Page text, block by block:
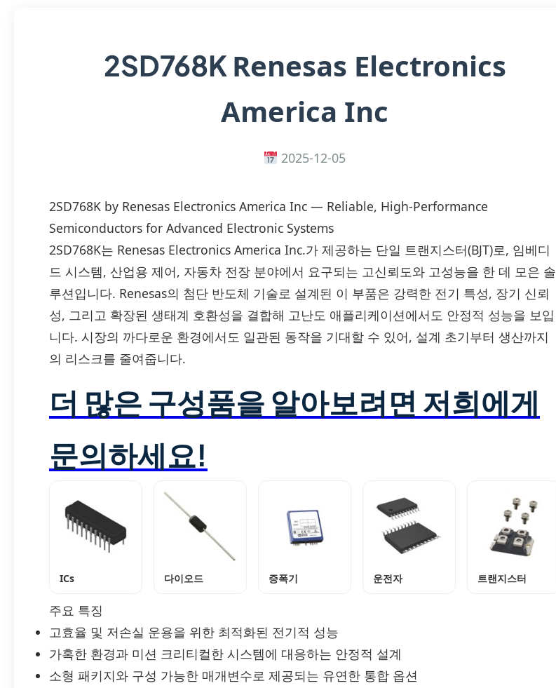
2SD768K Renesas Electronics
America Inc
2025-12-05
2SD768K by Renesas Electronics America Inc — Reliable, High-Performance
Semiconductors for Advanced Electronic Systems
2SD768K는 Renesas Electronics America Inc.가 제공하는 단일 트랜지스터(BJT)로, 임베디
드 시스템, 산업용 제어, 자동차 전장 분야에서 요구되는 고신뢰도와 고성능을 한 데 모은 솔
루션입니다. Renesas의 첨단 반도체 기술로 설계된 이 부품은 강력한 전기 특성, 장기 신뢰
성, 그리고 확장된 생태계 호환성을 결합해 고난도 애플리케이션에서도 안정적 성능을 보입
니다. 시장의 까다로운 환경에서도 일관된 동작을 기대할 수 있어, 설계 초기부터 생산까지
의 리스크를 줄여줍니다.
더 많은 구성품을 알아보려면 저희에게
문의하세요!
ICs 다이오드 증폭기 운전자 트랜지스터
주요 특징
고효율 및 저손실 운용을 위한 최적화된 전기적 성능
가혹한 환경과 미션 크리티컬한 시스템에 대응하는 안정적 설계
소형 패키지와 구성 가능한 매개변수로 제공되는 유연한 통합 옵션